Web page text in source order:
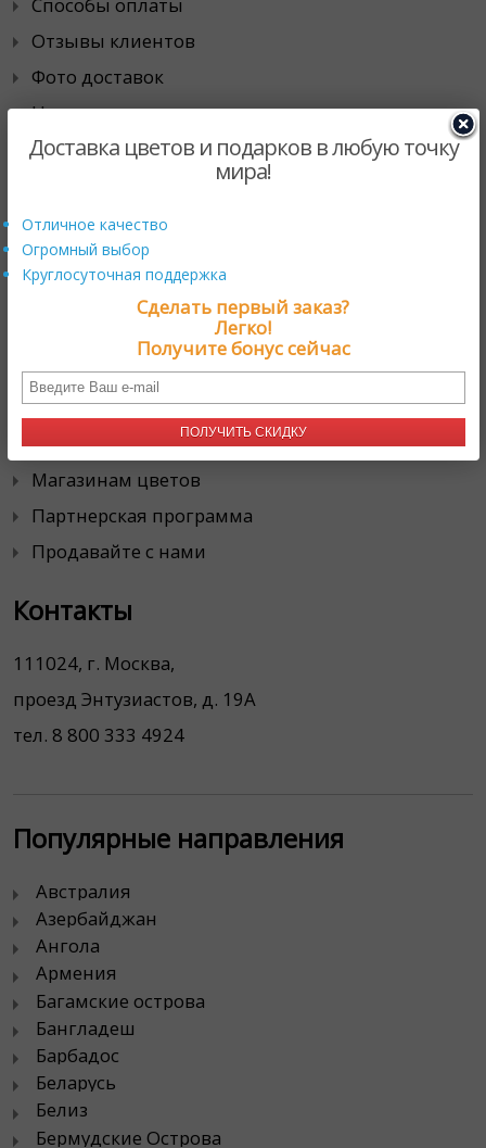
Отзывы клиентов
Фото доставок
Наши гарантии
Города доставки
Действующие промо-акции
Сотрудничество
Корпоративным клиентам
Магазинам цветов
Партнерская программа
Продавайте с нами
Контакты
111024, г. Москва,
проезд Энтузиастов, д. 19А
тел. 8 800 333 4924
Популярные направления
Австралия
Азербайджан
Ангола
Армения
Багамские острова
Бангладеш
Барбадос
Беларусь
Белиз
Бермудские Острова
Доставка цветов и подарков в любую точку
мира!
Отличное качество
Огромный выбор
Круглосуточная поддержка
Сделать первый заказ?
Легко!
Получите бонус сейчас
ПОЛУЧИТЬ СКИДКУ